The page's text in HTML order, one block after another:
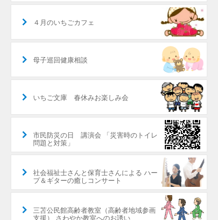
４月のいちごカフェ
母子巡回健康相談
いちご文庫 春休みお楽しみ会
市民防災の日 講演会 「災害時のトイレ
問題と対策」
社会福祉士さんと保育士さんによる ハー
プ＆ギターの癒しコンサート
三苫公民館高齢者教室（高齢者地域参画
支援） さわやか教室へのお誘い